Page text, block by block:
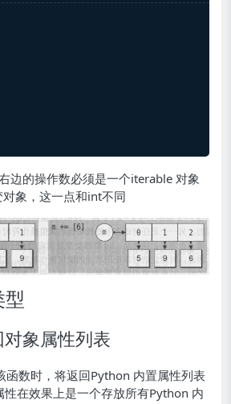
边的操作数必须是一个iterable 对象
象，这一点和int不同
象属性列表
函数时，将返回Python 内置属性列表
性在效果上是一个存放所有Python 内